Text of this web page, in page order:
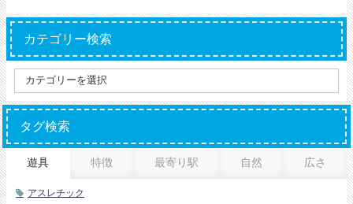
カテゴリー検索
タグ検索
遊具 特徴 最寄り駅 自然 広さ
アスレチック